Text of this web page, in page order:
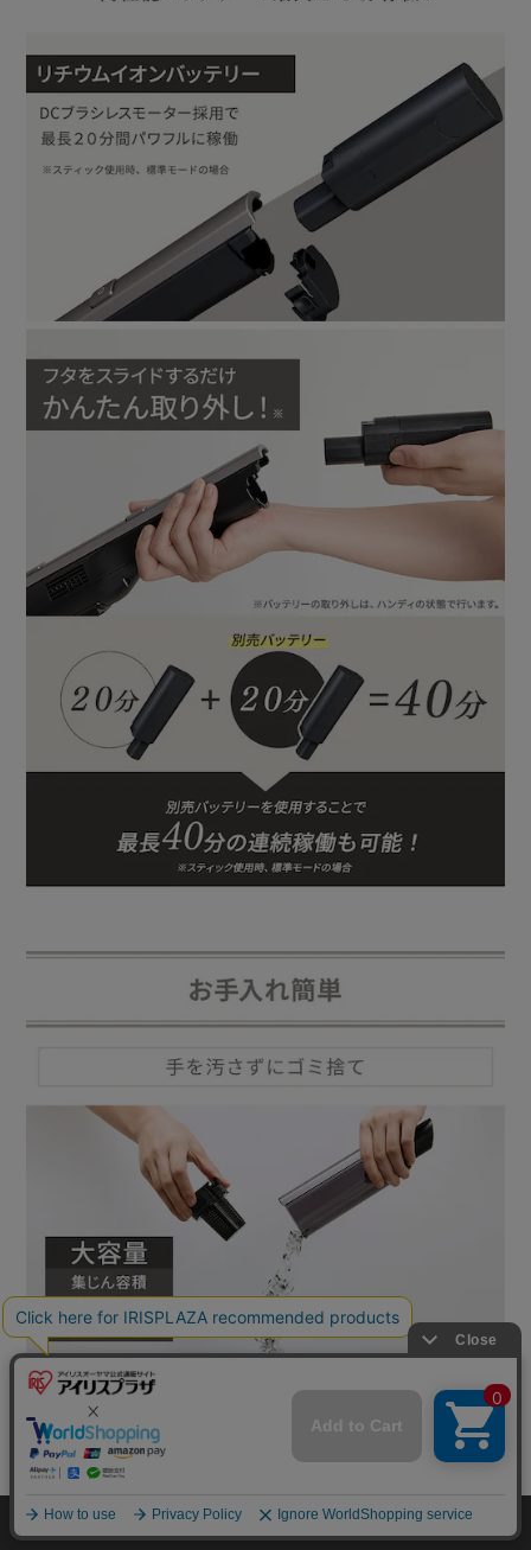
在庫切れ mail_outline入荷したらメールでお知らせ
HOME 探す ログイン お気に入り お知らせ